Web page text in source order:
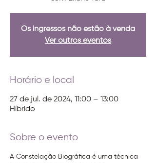
Os ingressos não estão à venda
Ver outros eventos
Horário e local
27 de jul. de 2024, 11:00 – 13:00
Híbrido
Sobre o evento
A Constelação Biográfica é uma técnica